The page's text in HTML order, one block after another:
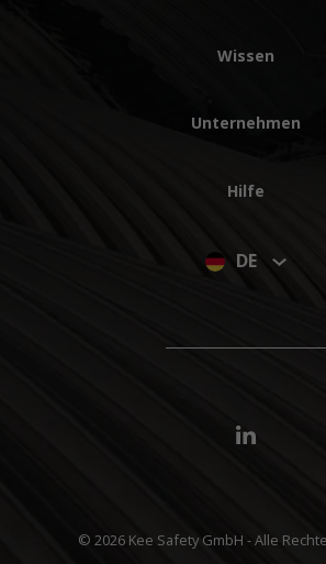
Wissen
Unternehmen
Hilfe
DE
© 2026 Kee Safety GmbH - Alle